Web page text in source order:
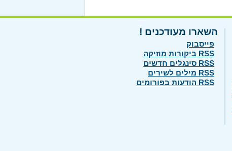
השארו מעודכנים !
פייסבוק
RSS ביקורות מוזיקה
RSS סינגלים חדשים
RSS מילים לשירים
RSS הודעות בפורומים